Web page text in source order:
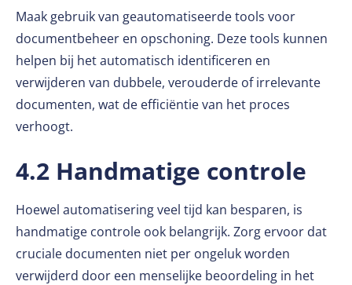
Maak gebruik van geautomatiseerde tools voor
documentbeheer en opschoning. Deze tools kunnen
helpen bij het automatisch identificeren en
verwijderen van dubbele, verouderde of irrelevante
documenten, wat de efficiëntie van het proces
verhoogt.
4.2 Handmatige controle
Hoewel automatisering veel tijd kan besparen, is
handmatige controle ook belangrijk. Zorg ervoor dat
cruciale documenten niet per ongeluk worden
verwijderd door een menselijke beoordeling in het